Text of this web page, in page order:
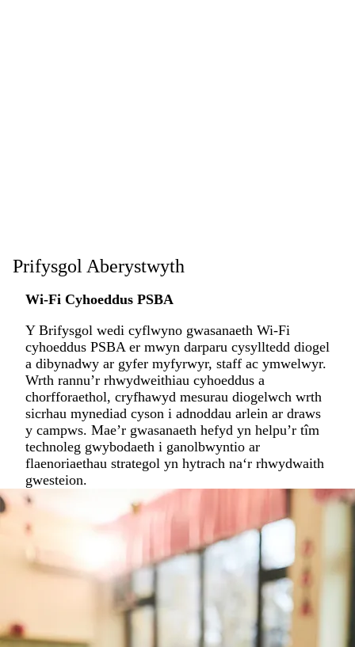
Prifysgol Aberystwyth
Wi-Fi Cyhoeddus PSBA
Y Brifysgol wedi cyflwyno gwasanaeth Wi-Fi
cyhoeddus PSBA er mwyn darparu cysylltedd diogel
a dibynadwy ar gyfer myfyrwyr, staff ac ymwelwyr.
Wrth rannu’r rhwydweithiau cyhoeddus a
chorfforaethol, cryfhawyd mesurau diogelwch wrth
sicrhau mynediad cyson i adnoddau arlein ar draws
y campws. Mae’r gwasanaeth hefyd yn helpu’r tîm
technoleg gwybodaeth i ganolbwyntio ar
flaenoriaethau strategol yn hytrach na‘r rhwydwaith
gwesteion.